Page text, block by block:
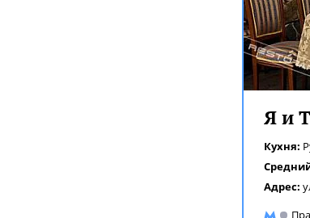
Я и
Кухня:
Адрес: